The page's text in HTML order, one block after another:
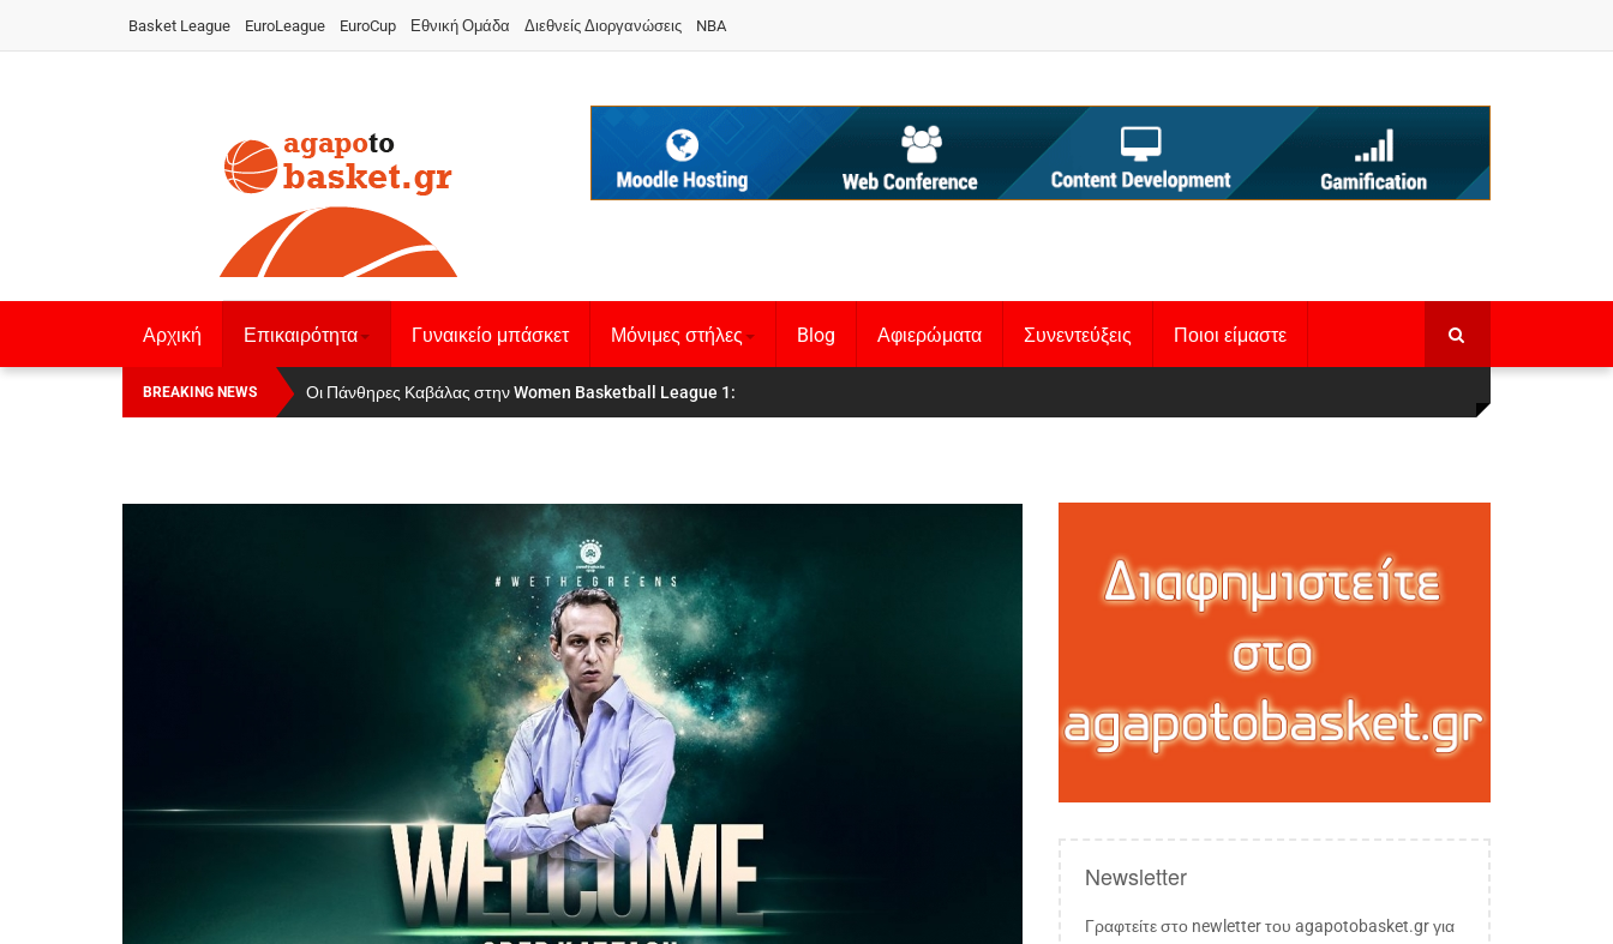
Basket League EuroLeague EuroCup Εθνική Ομάδα Διεθνείς Διοργανώσεις NBA
Αρχική Επικαιρότητα Γυναικείο μπάσκετ Μόνιμες στήλες Blog Αφιερώματα Συνεντεύξεις Ποιοι είμαστε
BREAKING NEWS Οι Πάνθηρες Καβάλας στην Women Basketball League 1
Αναχώρησε για τα Γιάννενα η Εθνική Γυναικών
Newsletter
Γραφτείτε στο newletter του agapotobasket.gr για